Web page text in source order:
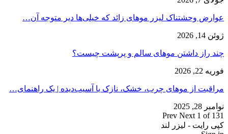
عوارض وحشتناک لیزر موهای زائد که خیلی‌ها دیر متوجه آن…
ژوئن 14, 2026
چند راز داشتن موهای سالم و پرپشت چیست؟
فوریه 22, 2026
مراقبت از موهای چرب، خشک، نازک یا آسیب‌دیده | یک راهنمای…
نوامبر 28, 2025
Prev Next 1 of 131
کپی رایت - لیزر لند